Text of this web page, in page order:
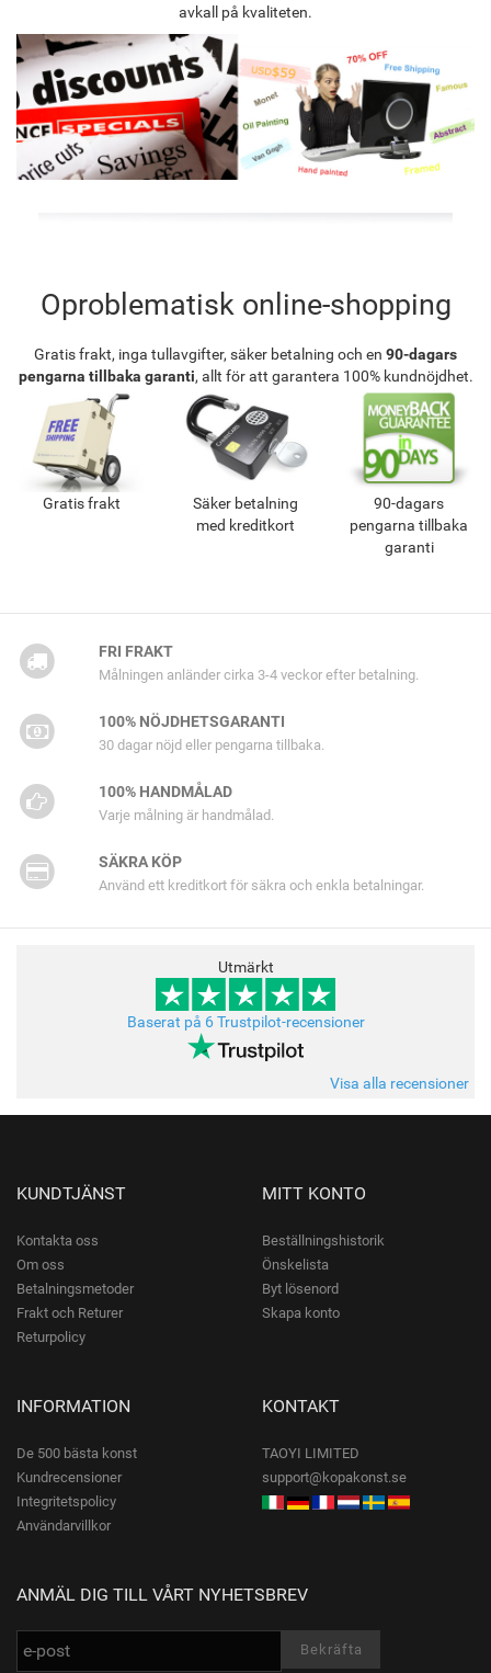
avkall på kvaliteten.
Oproblematisk online-shopping
Gratis frakt, inga tullavgifter, säker betalning och en 90-dagars
pengarna tillbaka garanti, allt för att garantera 100% kundnöjdhet.
Gratis frakt
Säker betalning
med kreditkort
90-dagars
pengarna tillbaka
garanti
FRI FRAKT
Målningen anländer cirka 3-4 veckor efter betalning.
100% NÖJDHETSGARANTI
30 dagar nöjd eller pengarna tillbaka.
100% HANDMÅLAD
Varje målning är handmålad.
SÄKRA KÖP
Använd ett kreditkort för säkra och enkla betalningar.
Utmärkt
Baserat på 6 Trustpilot-recensioner
Visa alla recensioner
KUNDTJÄNST
Kontakta oss
Om oss
Betalningsmetoder
Frakt och Returer
Returpolicy
MITT KONTO
Beställningshistorik
Önskelista
Byt lösenord
Skapa konto
INFORMATION
De 500 bästa konst
Kundrecensioner
Integritetspolicy
Användarvillkor
KONTAKT
TAOYI LIMITED
support@kopakonst.se
ANMÄL DIG TILL VÅRT NYHETSBREV